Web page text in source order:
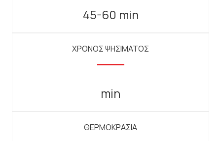
45-60 min
ΧΡΟΝΟΣ ΨΗΣΙΜΑΤΟΣ
min
ΘΕΡΜΟΚΡΑΣΙΑ